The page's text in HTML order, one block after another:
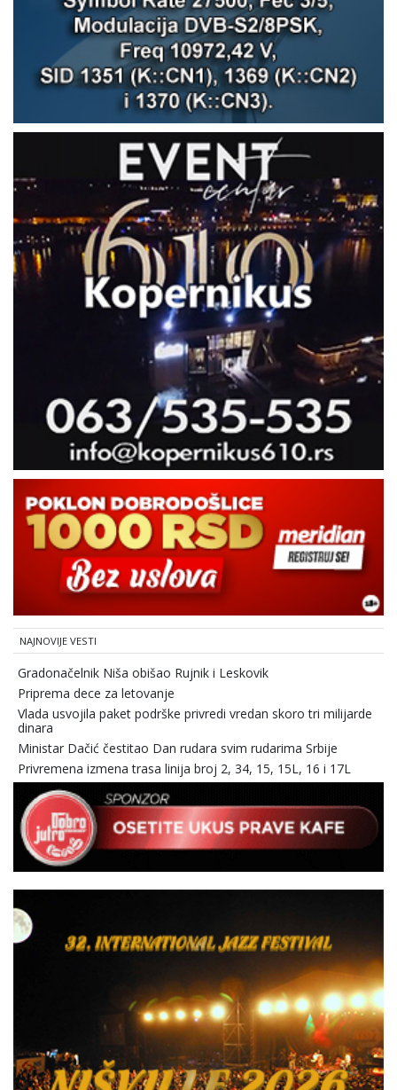
NAJNOVIJE VESTI
Gradonačelnik Niša obišao Rujnik i Leskovik
Priprema dece za letovanje
Vlada usvojila paket podrške privredi vredan skoro tri milijarde
dinara
Ministar Dačić čestitao Dan rudara svim rudarima Srbije
Privremena izmena trasa linija broj 2, 34, 15, 15L, 16 i 17L